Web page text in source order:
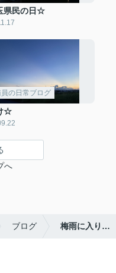
県民の日☆
の日常ブログ
☆
へ
ブログ 梅雨に入り…